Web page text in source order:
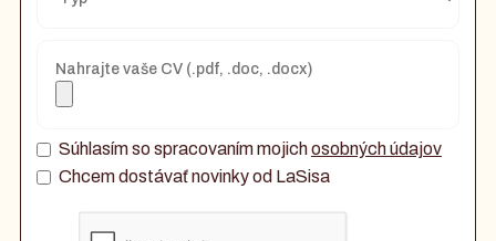
Nahrajte vaše CV (.pdf, .doc, .docx)
Súhlasím so spracovaním mojichosobných údajov
Chcem dostávať novinky od LaSisa